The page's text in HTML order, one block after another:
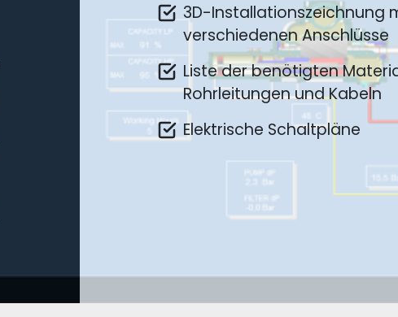
3D-Installationszeichnung
verschiedenen Anschlüsse
Liste der benötigten
Rohrleitungen und Kabeln
Elektrische Schaltpläne